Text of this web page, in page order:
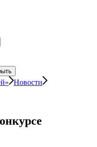
Новости